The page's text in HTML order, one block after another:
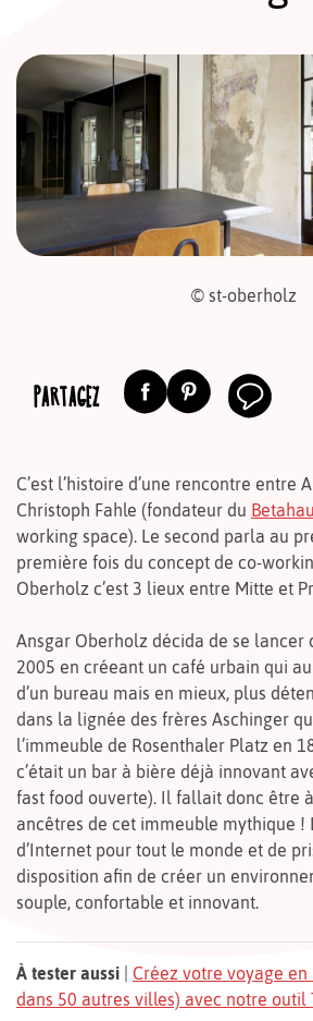
© st-oberholz
PARTAGEZ
C’est l’histoire d’une rencontre entre
Christoph Fahle (fondateur du
working space). Le second parla au
première fois du concept de co-
Oberholz c’est 3 lieux entre Mitte et
Ansgar Oberholz décida de se lancer
2005 en créeant un café urbain qui
d’un bureau mais en mieux, plus
dans la lignée des frères Aschinger
l’immeuble de Rosenthaler Platz en
c’était un bar à bière déjà innovant
fast food ouverte). Il fallait donc être
ancêtres de cet immeuble mythique !
d’Internet pour tout le monde et de
disposition afin de créer un
souple, confortable et innovant.
À tester aussi
Créez votre voyage
dans 50 autres villes) avec notre outil